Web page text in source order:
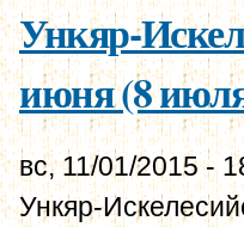
Ункяр-
июня (8
вс, 11/01/2015 -
Ункяр-